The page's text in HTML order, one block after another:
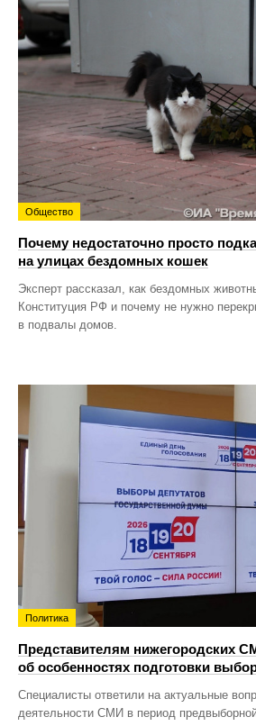
Общество
Почему недостаточно просто
на улицах бездомных кошек
Эксперт рассказал, как бездомных
Конституция РФ и почему не нужно
в подвалы домов.
Политика
Представителям нижегородских
об особенностях подготовки
Специалисты ответили на актуальные
деятельности СМИ в период